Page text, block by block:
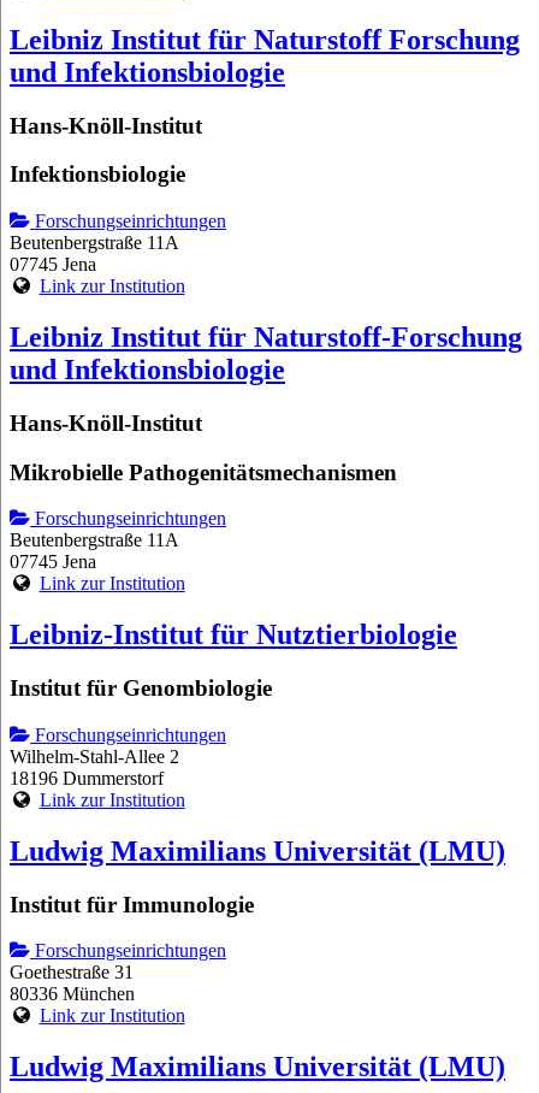
Leibniz Institut für Naturstoff Forschung
und Infektionsbiologie
Hans-Knöll-Institut
Infektionsbiologie
Forschungseinrichtungen
Beutenbergstraße 11A
07745 Jena
Link zur Institution
Leibniz Institut für Naturstoff-Forschung
und Infektionsbiologie
Hans-Knöll-Institut
Mikrobielle Pathogenitätsmechanismen
Forschungseinrichtungen
Beutenbergstraße 11A
07745 Jena
Link zur Institution
Leibniz-Institut für Nutztierbiologie
Institut für Genombiologie
Forschungseinrichtungen
Wilhelm-Stahl-Allee 2
18196 Dummerstorf
Link zur Institution
Ludwig Maximilians Universität (LMU)
Institut für Immunologie
Forschungseinrichtungen
Goethestraße 31
80336 München
Link zur Institution
Ludwig Maximilians Universität (LMU)